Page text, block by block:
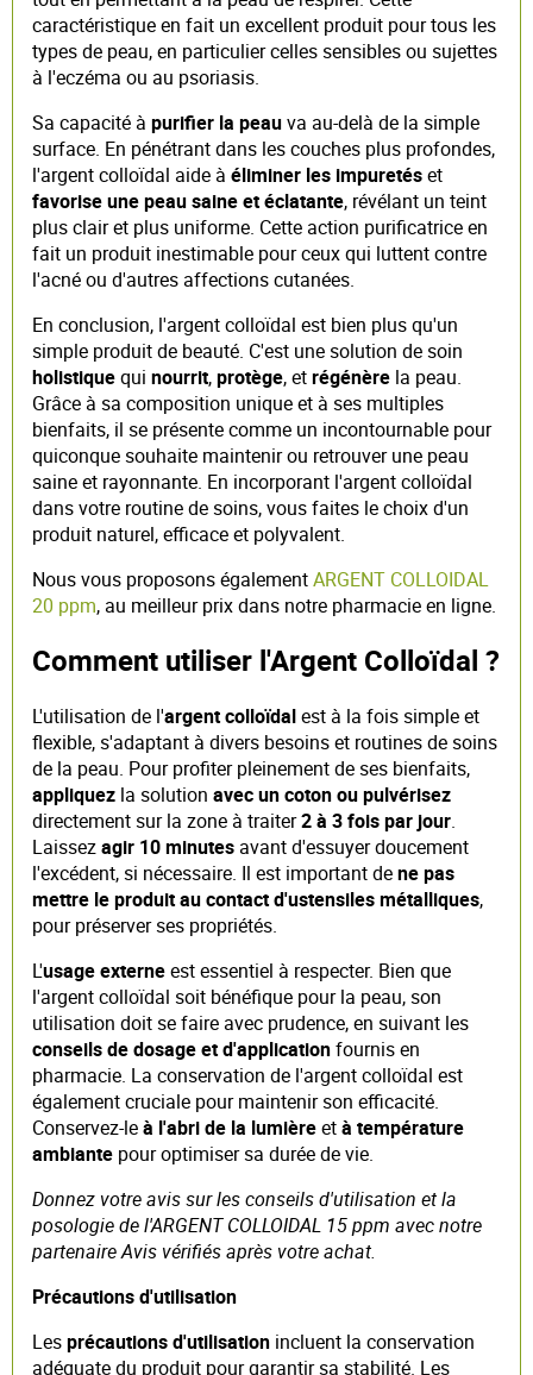
caractéristique en fait un excellent produit pour tous les
types de peau, en particulier celles sensibles ou sujettes
à l'eczéma ou au psoriasis.
Sa capacité à purifier la peauva au-delà de la simple
surface. En pénétrant dans les couches plus profondes,
l'argent colloïdal aide à éliminer les impuretéset
favorise une peau saine et éclatante, révélant un teint
plus clair et plus uniforme. Cette action purificatrice en
fait un produit inestimable pour ceux qui luttent contre
l'acné ou d'autres affections cutanées.
En conclusion, l'argent colloïdal est bien plus qu'un
simple produit de beauté. C'est une solution de soin
holistiquequi nourrit,protège, etrégénère la peau.
Grâce à sa composition unique et à ses multiples
bienfaits, il se présente comme un incontournable pour
quiconque souhaite maintenir ou retrouver une peau
saine et rayonnante. En incorporant l'argent colloïdal
dans votre routine de soins, vous faites le choix d'un
produit naturel, efficace et polyvalent.
Nous vous proposons égalementARGENT COLLOIDAL
20 ppm, au meilleur prix dans notre pharmacie en ligne.
Comment utiliser l'Argent Colloïdal ?
L'utilisation de l'argent colloïdalest à la fois simple et
flexible, s'adaptant à divers besoins et routines de soins
de la peau. Pour profiter pleinement de ses bienfaits,
appliquez la solution avec un coton ou pulvérisez
directement sur la zone à traiter2 à 3 fois par jour.
Laissezagir 10 minutes avant d'essuyer doucement
l'excédent, si nécessaire. Il est important dene pas
mettre le produit au contact d'ustensiles métalliques,
pour préserver ses propriétés.
L'usage externeest essentiel à respecter. Bien que
l'argent colloïdal soit bénéfique pour la peau, son
utilisation doit se faire avec prudence, en suivant les
conseils de dosage et d'applicationfournis en
pharmacie. La conservation de l'argent colloïdal est
également cruciale pour maintenir son efficacité.
Conservez-leà l'abri de la lumièreetà température
ambiante pour optimiser sa durée de vie.
Donnez votre avis sur les conseils d'utilisation et la
posologie de l'ARGENT COLLOIDAL 15 ppm avec notre
partenaire Avis vérifiés après votre achat.
Précautions d'utilisation
Lesprécautions d'utilisation incluent la conservation
adéquate du produit pour garantir sa stabilité. Les